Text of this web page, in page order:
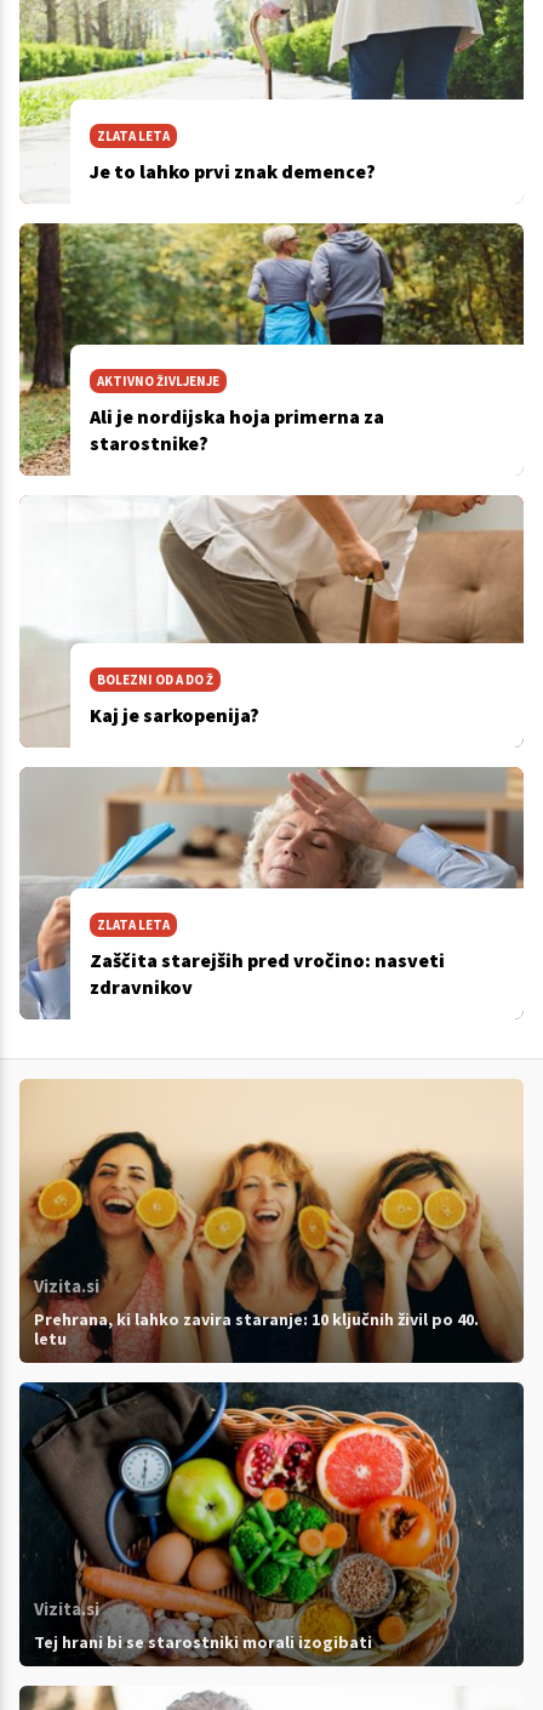
ZLATA LETA
Je to lahko prvi znak demence?
AKTIVNO ŽIVLJENJE
Ali je nordijska hoja primerna za
starostnike?
BOLEZNI OD A DO Ž
Kaj je sarkopenija?
ZLATA LETA
Zaščita starejših pred vročino: nasveti
zdravnikov
Vizita.si
Prehrana, ki lahko zavira staranje: 10 ključnih živil po 40.
letu
Vizita.si
Tej hrani bi se starostniki morali izogibati